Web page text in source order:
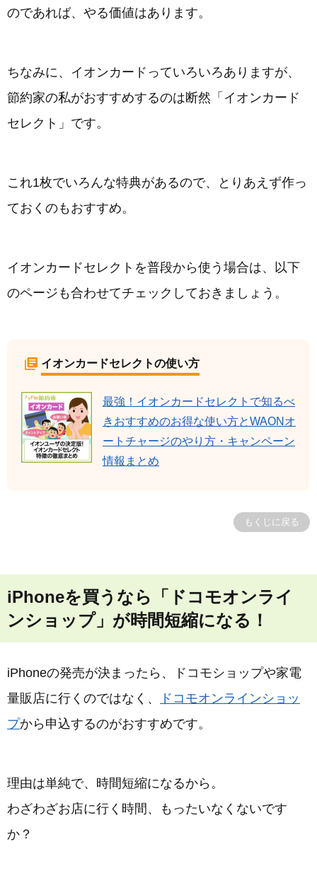
のであれば、やる価値はあります。
ちなみに、イオンカードっていろいろありますが、
節約家の私がおすすめするのは断然「イオンカード
セレクト」です。
これ1枚でいろんな特典があるので、とりあえず作っ
ておくのもおすすめ。
イオンカードセレクトを普段から使う場合は、以下
のページも合わせてチェックしておきましょう。
イオンカードセレクトの使い方
最強！イオンカードセレクトで知るべ
きおすすめのお得な使い方とWAONオ
ートチャージのやり方・キャンペーン
情報まとめ
もくじに戻る
iPhoneを買うなら「ドコモオンライ
ンショップ」が時間短縮になる！
iPhoneの発売が決まったら、ドコモショップや家電
量販店に行くのではなく、
ドコモオンラインショッ
プから申込するのがおすすめです。
理由は単純で、時間短縮になるから。
わざわざお店に行く時間、もったいなくないです
か？